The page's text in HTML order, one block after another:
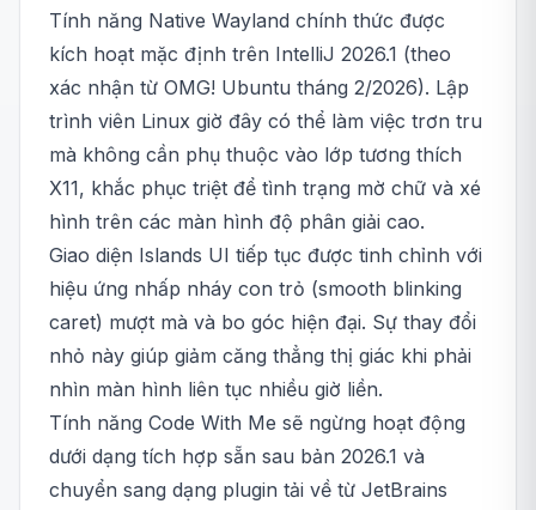
Tính năng Native Wayland chính thức được
kích hoạt mặc định trên IntelliJ 2026.1 (theo
xác nhận từ OMG! Ubuntu tháng 2/2026). Lập
trình viên Linux giờ đây có thể làm việc trơn tru
mà không cần phụ thuộc vào lớp tương thích
X11, khắc phục triệt để tình trạng mờ chữ và xé
hình trên các màn hình độ phân giải cao.
Giao diện Islands UI tiếp tục được tinh chỉnh với
hiệu ứng nhấp nháy con trỏ (smooth blinking
caret) mượt mà và bo góc hiện đại. Sự thay đổi
nhỏ này giúp giảm căng thẳng thị giác khi phải
nhìn màn hình liên tục nhiều giờ liền.
Tính năng Code With Me sẽ ngừng hoạt động
dưới dạng tích hợp sẵn sau bản 2026.1 và
chuyển sang dạng plugin tải về từ JetBrains